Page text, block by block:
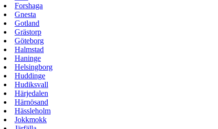
Forshaga
Gnesta
Gotland
Grästorp
Göteborg
Halmstad
Haninge
Helsingborg
Huddinge
Hudiksvall
Härjedalen
Härnösand
Hässleholm
Jokkmokk